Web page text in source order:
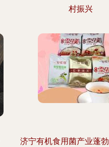
村振兴
济宁有机食用菌产业蓬